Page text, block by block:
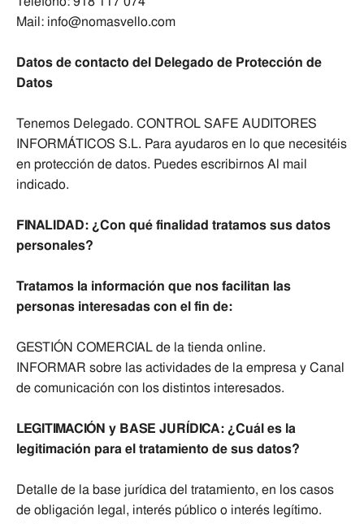
Mail: info@nomasvello.com
Datos de contacto del Delegado de Protección de
Datos
Tenemos Delegado. CONTROL SAFE AUDITORES
INFORMÁTICOS S.L. Para ayudaros en lo que necesitéis
en protección de datos. Puedes escribirnos Al mail
indicado.
FINALIDAD: ¿Con qué finalidad tratamos sus datos
personales?
Tratamos la información que nos facilitan las
personas interesadas con el fin de:
GESTIÓN COMERCIAL de la tienda online.
INFORMAR sobre las actividades de la empresa y Canal
de comunicación con los distintos interesados.
LEGITIMACIÓN y BASE JURÍDICA: ¿Cuál es la
legitimación para el tratamiento de sus datos?
Detalle de la base jurídica del tratamiento, en los casos
de obligación legal, interés público o interés legítimo.